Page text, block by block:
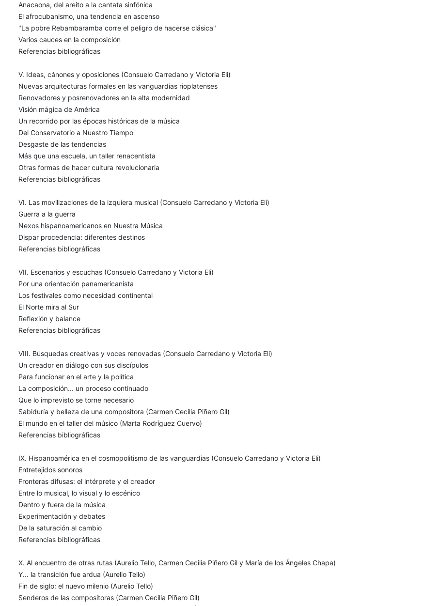
Anacaona, del areito a la cantata sinfónica
El afrocubanismo, una tendencia en ascenso
"La pobre Rebambaramba corre el peligro de hacerse clásica"
Varios cauces en la composición
Referencias bibliográficas
V. Ideas, cánones y oposiciones (Consuelo Carredano y Victoria Eli)
Nuevas arquitecturas formales en las vanguardias rioplatenses
Renovadores y posrenovadores en la alta modernidad
Visión mágica de América
Un recorrido por las épocas históricas de la música
Del Conservatorio a Nuestro Tiempo
Desgaste de las tendencias
Más que una escuela, un taller renacentista
Otras formas de hacer cultura revolucionaria
Referencias bibliográficas
VI. Las movilizaciones de la izquiera musical (Consuelo Carredano y Victoria Eli)
Guerra a la guerra
Nexos hispanoamericanos en Nuestra Música
Dispar procedencia: diferentes destinos
Referencias bibliográficas
VII. Escenarios y escuchas (Consuelo Carredano y Victoria Eli)
Por una orientación panamericanista
Los festivales como necesidad continental
El Norte mira al Sur
Reflexión y balance
Referencias bibliográficas
VIII. Búsquedas creativas y voces renovadas (Consuelo Carredano y Victoria Eli)
Un creador en diálogo con sus discípulos
Para funcionar en el arte y la política
La composición... un proceso continuado
Que lo imprevisto se torne necesario
Sabiduría y belleza de una compositora (Carmen Cecilia Piñero Gil)
El mundo en el taller del músico (Marta Rodríguez Cuervo)
Referencias bibliográficas
IX. Hispanoamérica en el cosmopolitismo de las vanguardias (Consuelo Carredano y Victoria Eli)
Entretejidos sonoros
Fronteras difusas: el intérprete y el creador
Entre lo musical, lo visual y lo escénico
Dentro y fuera de la música
Experimentación y debates
De la saturación al cambio
Referencias bibliográficas
X. Al encuentro de otras rutas (Aurelio Tello, Carmen Cecilia Piñero Gil y María de los Ángeles Chapa)
Y... la transición fue ardua (Aurelio Tello)
Fin de siglo: el nuevo milenio (Aurelio Tello)
Senderos de las compositoras (Carmen Cecilia Piñero Gil)